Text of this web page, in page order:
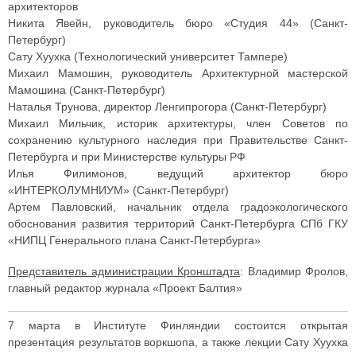
архитекторов
Никита Явейн, руководитель бюро «Студия 44» (Санкт-
Петербург)
Сату Хуухка (Технологический университет Тампере)
Михаил Мамошин, руководитель Архитектурной мастерской
Мамошина (Санкт-Петербург)
Наталья Трунова, директор Ленгипрогора (Санкт-Петербург)
Михаил Мильчик, историк архитектуры, член Советов по
сохранению культурного наследия при Правительстве Санкт-
Петербурга и при Министерстве культуры РФ
Илья Филимонов, ведущий архитектор бюро
«ИНТЕРКОЛУМНИУМ» (Санкт-Петербург)
Артем Павловский, начальник отдела градоэкологического
обоснования развития территорий Санкт-Петербурга СПб ГКУ
«НИПЦ Генерального плана Санкт-Петербурга»
Представитель администрации Кронштадта: Владимир Фролов,
главный редактор журнала «Проект Балтия»
7 марта в Институте Финляндии состоится открытая
презентация результатов воркшопа, а также лекции Сату Хуухка